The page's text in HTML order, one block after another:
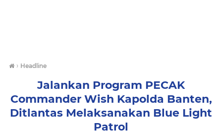
› Headline
Jalankan Program PECAK
Commander Wish Kapolda Banten,
Ditlantas Melaksanakan Blue Light
Patrol